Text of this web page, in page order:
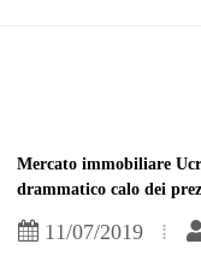
Mercato immobiliare
drammatico calo dei
11/07/2019